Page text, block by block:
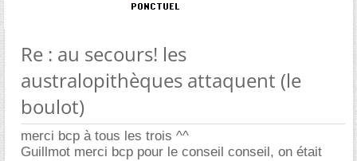
Re : au secours! les
australopithèques attaquent (le
boulot)
merci bcp à tous les trois ^^
Guillmot merci bcp pour le conseil conseil, on était